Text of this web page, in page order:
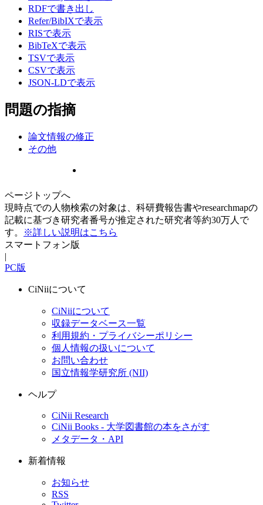
RDFで書き出し
Refer/BibIXで表示
RISで表示
BibTeXで表示
TSVで表示
CSVで表示
JSON-LDで表示
問題の指摘
論文情報の修正
その他
ページトップへ
現時点での人物検索の対象は、科研費報告書やresearchmapの
記載に基づき研究者番号が推定された研究者等約30万人で
す。
※詳しい説明はこちら
スマートフォン版
|
PC版
CiNiiについて
CiNiiについて
収録データベース一覧
利用規約・プライバシーポリシー
個人情報の扱いについて
お問い合わせ
国立情報学研究所 (NII)
ヘルプ
CiNii Research
CiNii Books - 大学図書館の本をさがす
メタデータ・API
新着情報
お知らせ
RSS